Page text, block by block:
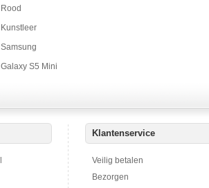
Rood
Kunstleer
Samsung
Galaxy S5 Mini
Klantenservice
Veilig betalen
Bezorgen